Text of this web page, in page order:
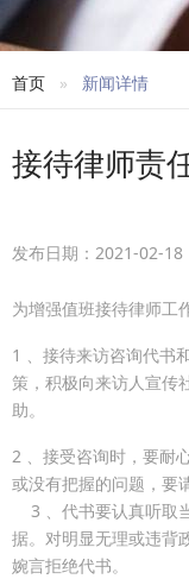
首页 新闻详情
接待律师责
发布日期： 2021-02-18
为增强值班接待律师工
1 、接待来访咨询代书
策，积极向来访人宣传
助。
2 、接受咨询时，要耐
或没有把握的问题，要
3 、代书要认真听取
据。对明显无理或违背
婉言拒绝代书。